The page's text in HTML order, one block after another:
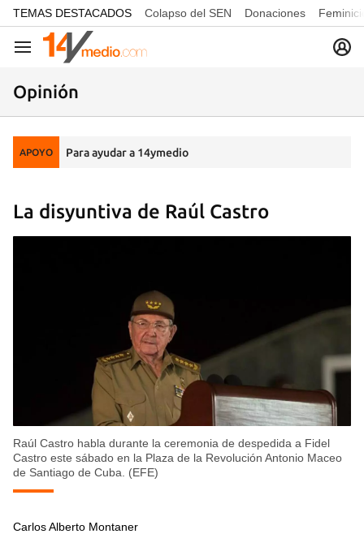
common.go-to-content
TEMAS DESTACADOS Colapso del SEN Donaciones
Navegación
Opinión
APOYO Para ayudar a 14ymedio
La disyuntiva de Raúl Castro
Raúl Castro habla durante la ceremonia de despedida a Fidel
Castro este sábado en la Plaza de la Revolución Antonio Maceo
de Santiago de Cuba. (EFE)
Carlos Alberto Montaner